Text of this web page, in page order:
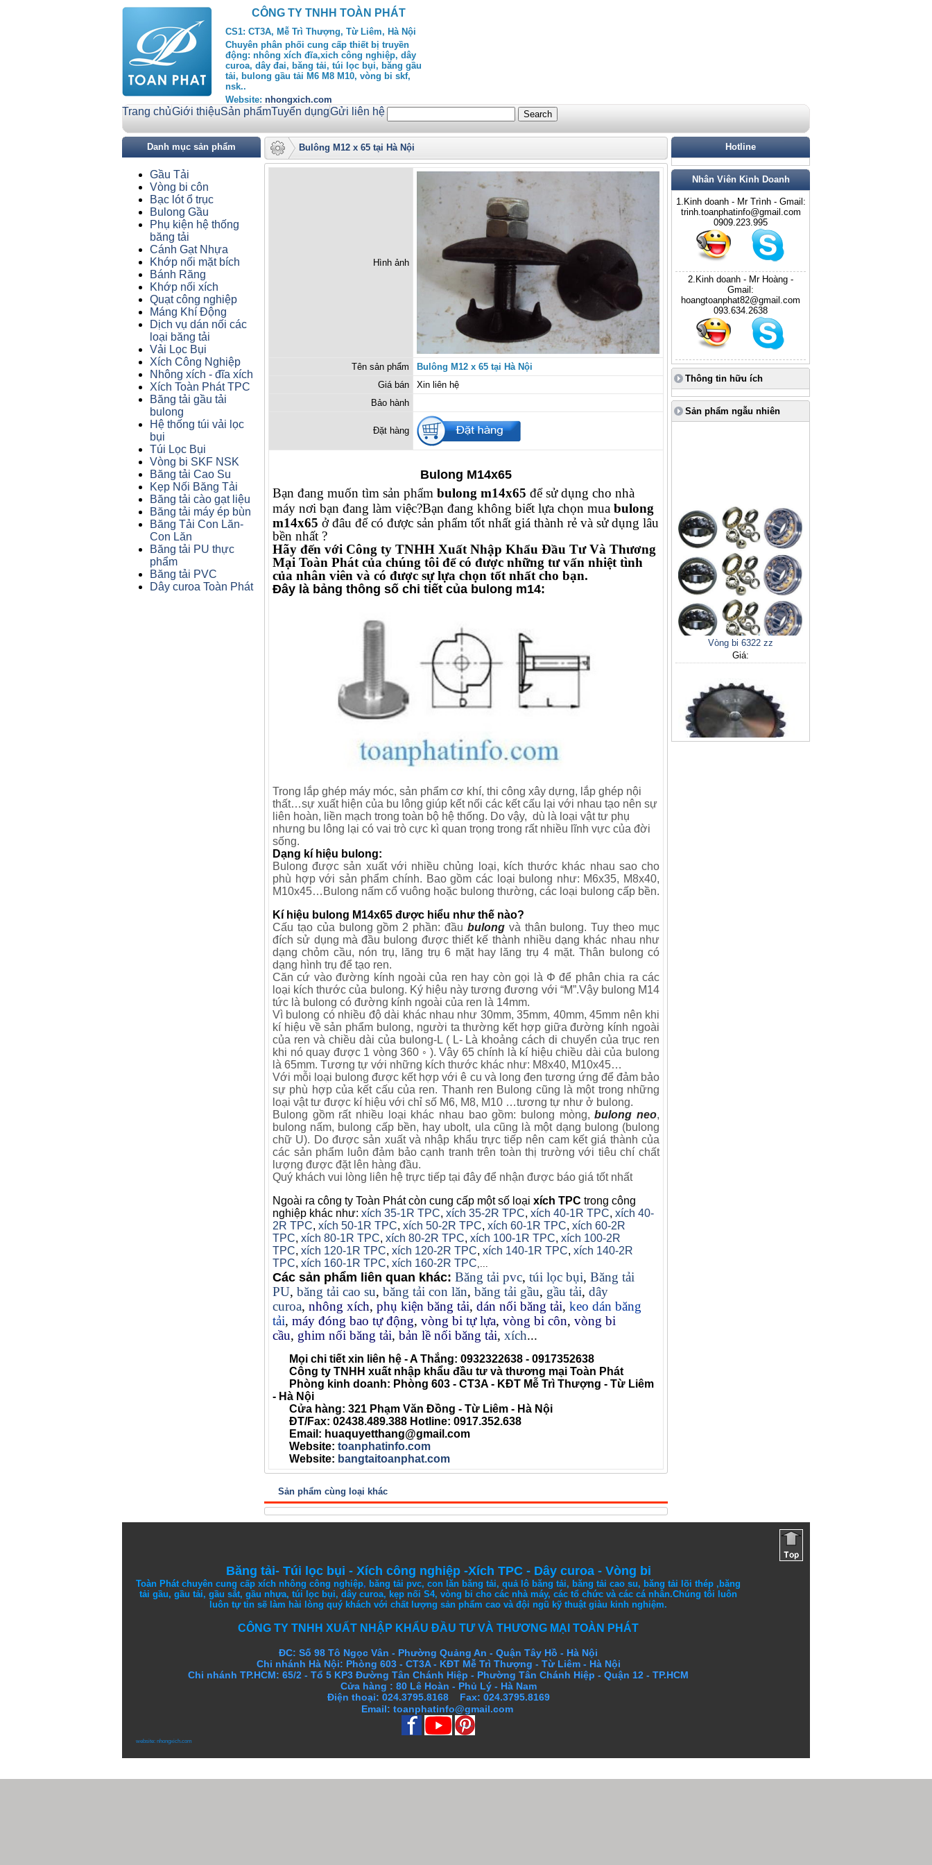
CÔNG TY TNHH TOÀN PHÁT
CS1: CT3A, Mễ Trì Thượng, Từ Liêm, Hà Nội
Chuyên phân phối cung cấp thiết bị truyền
động: nhông xích đĩa,xich công nghiệp, dây
curoa, dây đai, băng tải, túi lọc bụi, băng gầu
tải, bulong gầu tải M6 M8 M10, vòng bi skf,
nsk..
Website: nhongxich.com
Trang chủGiới thiệuSản phẩmTuyển dụngGửi liên hệ
Danh mục sản phẩm
Gầu Tải
Vòng bi côn
Bạc lót ổ trục
Bulong Gầu
Phụ kiện hệ thống
băng tải
Cánh Gạt Nhựa
Khớp nối mặt bích
Bánh Răng
Khớp nối xích
Quạt công nghiệp
Máng Khí Động
Dịch vụ dán nối các
loại băng tải
Vải Lọc Bụi
Xích Công Nghiệp
Nhông xích - đĩa xích
Xích Toàn Phát TPC
Băng tải gầu tải
bulong
Hệ thống túi vải lọc
bụi
Túi Lọc Bụi
Vòng bi SKF NSK
Băng tải Cao Su
Kẹp Nối Băng Tải
Băng tải cào gạt liệu
Băng tải máy ép bùn
Băng Tải Con Lăn-
Con Lăn
Băng tải PU thực
phẩm
Băng tải PVC
Dây curoa Toàn Phát
Bulông M12 x 65 tại Hà Nội
Hình ảnh
Tên sản phẩm
Bulông M12 x 65 tại Hà Nội
Giá bán
Xin liên hệ
Bảo hành
Đặt hàng
Bulong M14x65
Bạn đang muốn tìm sản phẩm bulong m14x65 để sử dụng cho nhà
máy nơi bạn đang làm việc?Bạn đang không biết lựa chọn mua bulong
m14x65 ở đâu để có được sản phẩm tốt nhất giá thành rẻ và sử dụng lâu
bền nhất ?
Hãy đến với Công ty TNHH Xuất Nhập Khẩu Đầu Tư Và Thương
Mại Toàn Phát của chúng tôi để có được những tư vấn nhiệt tình
của nhân viên và có được sự lựa chọn tốt nhất cho bạn.
Đây là bảng thông số chi tiết của bulong m14:
Trong lắp ghép máy móc, sản phẩm cơ khí, thi công xây dựng, lắp ghép nội
thất…sự xuất hiện của bu lông giúp kết nối các kết cấu lại với nhau tạo nên sự
liên hoàn, liền mạch trong toàn bộ hệ thống. Do vậy, dù là loại vật tư phụ
nhưng bu lông lại có vai trò cực kì quan trọng trong rất nhiều lĩnh vực của đời
sống.
Dạng kí hiệu bulong:
Bulong được sản xuất với nhiều chủng loại, kích thước khác nhau sao cho
phù hợp với sản phẩm chính. Bao gồm các loại bulong như: M6x35, M8x40,
M10x45…Bulong nấm cổ vuông hoặc bulong thường, các loại bulong cấp bền.
Kí hiệu bulong M14x65 được hiểu như thế nào?
Cấu tạo của bulong gồm 2 phần: đầu bulongvà thân bulong. Tuy theo mục
đích sử dụng mà đầu bulong được thiết kế thành nhiều dạng khác nhau như
dạng chỏm cầu, nón trụ, lăng trụ 6 mặt hay lăng trụ 4 mặt. Thân bulong có
dạng hình trụ để tạo ren.
Căn cứ vào đường kính ngoài của ren hay còn gọi là Φ để phân chia ra các
loại kích thước của bulong. Ký hiệu này tương đương với “M”.Vậy bulong M14
tức là bulong có đường kính ngoài của ren là 14mm.
Vì bulong có nhiều độ dài khác nhau như 30mm, 35mm, 40mm, 45mm nên khi
kí hiệu về sản phẩm bulong, người ta thường kết hợp giữa đường kính ngoài
của ren và chiều dài của bulong-L ( L- Là khoảng cách di chuyển của trục ren
khi nó quay được 1 vòng 360 ◦ ). Vây 65 chính là kí hiệu chiều dài của bulong
là 65mm. Tương tự với những kích thước khác như: M8x40, M10x45…
Với mỗi loại bulong được kết hợp với ê cu và long đen tương ứng để đảm bảo
sự phù hợp của kết cấu của ren. Thanh ren Bulong cũng là một trong những
loại vật tư được kí hiệu với chỉ số M6, M8, M10 …tương tự như ở bulong.
Bulong gồm rất nhiều loại khác nhau bao gồm: bulong mòng,bulong neo,
bulong nấm, bulong cấp bền, hay ubolt, ula cũng là một dạng bulong (bulong
chữ U). Do được sản xuất và nhập khẩu trực tiếp nên cam kết giá thành của
các sản phẩm luôn đảm bảo cạnh tranh trên toàn thị trường với tiêu chí chất
lượng được đặt lên hàng đầu.
Quý khách vui lòng liên hệ trực tiếp tại đây để nhận được báo giá tốt nhất
Ngoài ra công ty Toàn Phát còn cung cấp một số loại xích TPC trong công
nghiệp khác như: xích 35-1R TPC, xích 35-2R TPC, xích 40-1R TPC, xích 40-
2R TPC, xích 50-1R TPC, xích 50-2R TPC, xích 60-1R TPC, xích 60-2R
TPC, xích 80-1R TPC, xích 80-2R TPC, xích 100-1R TPC, xích 100-2R
TPC, xích 120-1R TPC, xích 120-2R TPC, xích 140-1R TPC, xích 140-2R
TPC, xích 160-1R TPC, xích 160-2R TPC,...
Các sản phẩm liên quan khác: Băng tải pvc, túi lọc bụi, Băng tải
PU, băng tải cao su, băng tải con lăn, băng tải gầu, gầu tải, dây
curoa, nhông xích, phụ kiện băng tải, dán nối băng tải, keo dán băng
tải, máy đóng bao tự động, vòng bi tự lựa, vòng bi côn, vòng bi
cầu, ghim nối băng tải, bản lề nối băng tải, xích...
Mọi chi tiết xin liên hệ - A Thắng: 0932322638 - 0917352638
Công ty TNHH xuất nhập khẩu đầu tư và thương mại Toàn Phát
Phòng kinh doanh: Phòng 603 - CT3A - KĐT Mễ Trì Thượng - Từ Liêm
- Hà Nội
Cửa hàng: 321 Phạm Văn Đồng - Từ Liêm - Hà Nội
ĐT/Fax: 02438.489.388 Hotline: 0917.352.638
Email: huaquyetthang@gmail.com
Website: toanphatinfo.com
Website: bangtaitoanphat.com
Sản phẩm cùng loại khác
Hotline
Nhân Viên Kinh Doanh
1.Kinh doanh - Mr Trình - Gmail:
trinh.toanphatinfo@gmail.com
0909.223.995
2.Kinh doanh - Mr Hoàng -
Gmail:
hoangtoanphat82@gmail.com
093.634.2638
Thông tin hữu ích
Sản phẩm ngẫu nhiên
Vòng bi 6322 zz
Giá:
Băng tải- Túi lọc bụi - Xích công nghiệp-Xích TPC- Dây curoa- Vòng bi
Toàn Phát chuyên cung cấpxích nhông công nghiệp, băng tải pvc,con lăn băng tải,quả lô băng tải, băng tải cao su, băng tải lõi thép , băng
tải gầu,gầu tải,gầu sắt, gầu nhựa,túi lọc bụi, dây curoa, kẹp nối S4, vòng bi cho các nhà máy, các tổ chức và các cá nhân.Chúng tôi luôn
luôn tự tin sẽ làm hài lòng quý khách với chất lượng sản phẩm cao và đội ngũ kỹ thuậtgiàu kinh nghiệm.
CÔNG TY TNHH XUẤT NHẬP KHẨU ĐẦU TƯ VÀ THƯƠNG MẠI TOÀN PHÁT
ĐC: Số 98 Tô Ngọc Vân - Phường Quảng An - Quận Tây Hồ - Hà Nội
Chi nhánh Hà Nội: Phòng 603 - CT3A - KĐT Mễ Trì Thượng - Từ Liêm - Hà Nội
Chi nhánh TP.HCM: 65/2 - Tổ 5 KP3 Đường Tân Chánh Hiệp - Phường Tân Chánh Hiệp - Quận 12 - TP.HCM
Cửa hàng : 80 Lê Hoàn - Phủ Lý - Hà Nam
Điện thoại: 024.3795.8168 Fax: 024.3795.8169
Email: toanphatinfo@gmail.com
website: nhongxich.com